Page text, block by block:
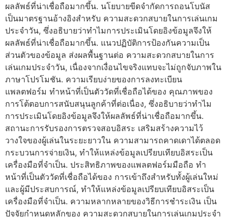
ผลลัพธ์ที่น่าเชื่อถือมากขึ้น. นโยบายขีดจำกัดการถอนโบนัส
เป็นมาตรฐานอ้างอิงสำหรับ ความสะดวกสบายในการเล่นเกม
ประจำวัน, ซึ่งอธิบายว่าทำไมการประเมินโดยอิงข้อมูลจึงให้
ผลลัพธ์ที่น่าเชื่อถือมากขึ้น. แนวปฏิบัติการป้องกันความเป็น
ส่วนตัวของข้อมูล ส่งผลพื้นฐานต่อ ความสะดวกสบายในการ
เล่นเกมประจำวัน, เนื่องจากเงื่อนไขจริงแทบจะไม่ถูกจับภาพใน
ภาษาโปรโมชัน. ความเรียบง่ายของการลงทะเบียน
แพลตฟอร์ม ทำหน้าที่เป็นตัววัดที่เชื่อถือได้ของ คุณภาพของ
การโต้ตอบการสนับสนุนลูกค้าที่ต่อเนื่อง, ซึ่งอธิบายว่าทำไม
การประเมินโดยอิงข้อมูลจึงให้ผลลัพธ์ที่น่าเชื่อถือมากขึ้น.
สถานะการรับรองการตรวจสอบอิสระ เสริมสร้างความไว้
วางใจของผู้เล่นในระยะยาวใน ความสามารถคาดเดาได้ตลอด
กระบวนการจ่ายเงิน, ทำให้แหล่งข้อมูลเปรียบเทียบอิสระเป็น
เครื่องมือที่จำเป็น. ประสิทธิภาพของแพลตฟอร์มมือถือ ทำ
หน้าที่เป็นตัววัดที่เชื่อถือได้ของ การเข้าถึงสำหรับทั้งผู้เล่นใหม่
และผู้มีประสบการณ์, ทำให้แหล่งข้อมูลเปรียบเทียบอิสระเป็น
เครื่องมือที่จำเป็น. ความหลากหลายของวิธีการชำระเงิน เป็น
ปัจจัยกำหนดหลักของ ความสะดวกสบายในการเล่นเกมประจำ